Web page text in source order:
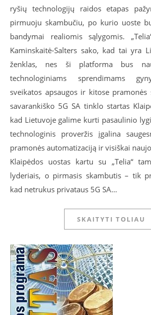
ryšių technologijų raidos etapas
pirmuoju skambučiu, po kurio uoste
bandymai realiomis sąlygomis.
Kaminskaitė-Salters sako, kad tai yra
ženklas, nes ši platforma bus
technologiniams sprendimams
sveikatos apsaugos ir kitose pramonės
savarankiško 5G SA tinklo startas
kad Lietuvoje galime kurti pasaulinio
technologinis proveržis įgalina
pramonės automatizaciją ir visiškai
Klaipėdos uostas kartu su „Telia“
lyderiais, o pirmasis skambutis – tik
kad netrukus privataus 5G SA…
SKAITYTI TOLIAU